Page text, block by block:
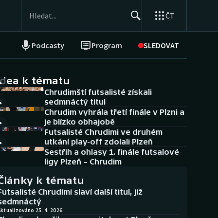
ČT
Podcasty Program SLEDOVAT
NEPŘEHLÉDNĚTE
Historické návraty
Aplikace ČT sport
AZ kvíz
k tématu
Chrudimští futsalisté získali
sedmnáctý titul
Chrudim vyhrála třetí finále v Plzni a
je blízko obhajobě
Futsalisté Chrudimi ve druhém
utkání play-off zdolali Plzeň
Sestřih a ohlasy 1. finále futsalové
ligy Plzeň – Chrudim
k tématu
Chrudimi slaví další titul, již
25. 4. 2026